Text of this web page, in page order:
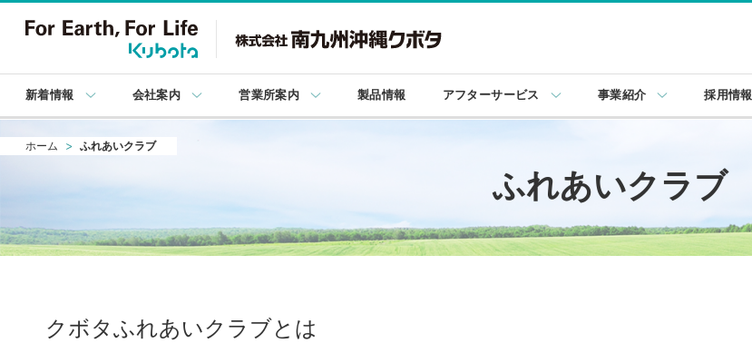
新着情報 会社案内 営業所案内 製品情報 アフターサービス 事業紹介 採用情報
ホーム ふれあいクラブ
ふれあいクラブ
クボタふれあいクラブとは